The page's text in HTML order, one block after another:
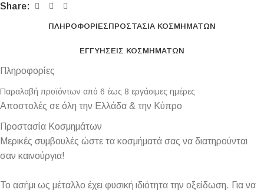
Share:
ΠΛΗΡΟΦΟΡΊΕΣ ΠΡΟΣΤΑΣΊΑ ΚΟΣΜΗΜΆΤΩΝ
ΕΓΓΥΉΣΕΙΣ ΚΟΣΜΗΜΆΤΩΝ
Πληροφορίες
Παραλαβή προϊόντων από 6 έως 8 εργάσιμες ημέρες
Αποστολές σε όλη την Ελλάδα & την Κύπρο
Προστασία Κοσμημάτων
Μερικές συμβουλές ώστε τα κοσμήματά σας να διατηρούνται
σαν καινούργια!
Το ασήμι ως μέταλλο έχει φυσική ιδιότητα την οξείδωση. Για να